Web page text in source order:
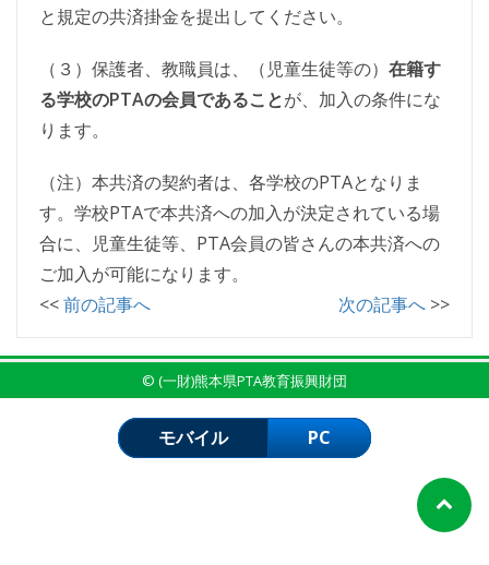
と規定の共済掛金を提出してください。
（３）保護者、教職員は、（児童生徒等の） 在籍す
る学校のPTAの会員であることが、加入の条件にな
ります。
（注）本共済の契約者は、各学校のPTAとなりま
す。学校PTAで本共済への加入が決定されている場
合に、児童生徒等、PTA会員の皆さんの本共済への
ご加入が可能になります。
<<前の記事へ 次の記事へ >>
© (一財)熊本県PTA教育振興財団
モバイル PC